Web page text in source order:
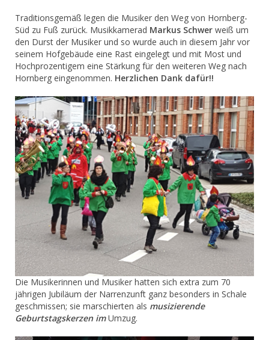
Traditionsgemäß legen die Musiker den Weg von Hornberg-
Süd zu Fuß zurück. Musikkamerad Markus Schwer weiß um
den Durst der Musiker und so wurde auch in diesem Jahr vor
seinem Hofgebäude eine Rast eingelegt und mit Most und
Hochprozentigem eine Stärkung für den weiteren Weg nach
Hornberg eingenommen. Herzlichen Dank dafür!!
Die Musikerinnen und Musiker hatten sich extra zum 70
jährigen Jubiläum der Narrenzunft ganz besonders in Schale
geschmissen; sie marschierten als musizierende
Geburtstagskerzen im Umzug.